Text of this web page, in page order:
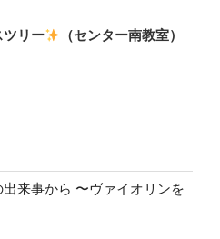
ツリー （センター南教室）
来事から 〜ヴァイオリンを